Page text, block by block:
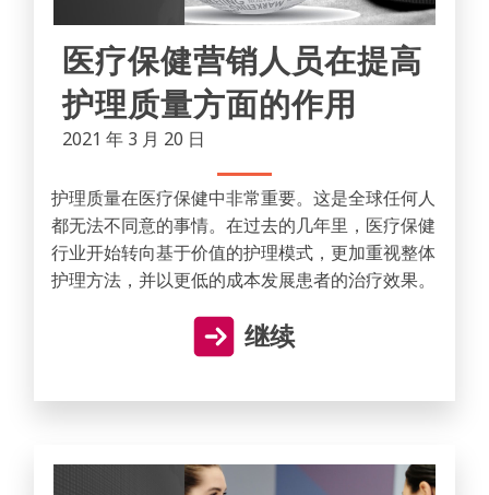
医疗保健营销人员在提高
护理质量方面的作用
2021 年 3 月 20 日
护理质量在医疗保健中非常重要。这是全球任何人
都无法不同意的事情。在过去的几年里，医疗保健
行业开始转向基于价值的护理模式，更加重视整体
护理方法，并以更低的成本发展患者的治疗效果。
继续